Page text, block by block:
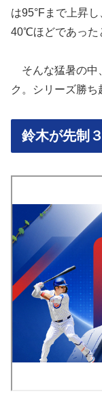
は95°Fまで上昇
40℃ほどであった
そんな猛暑の中
ク。シリーズ勝ち
鈴木が先制